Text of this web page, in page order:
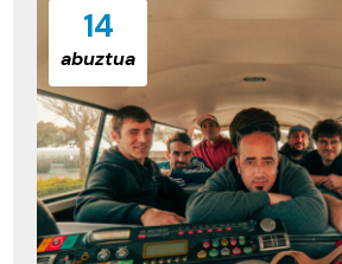
14
abuztua